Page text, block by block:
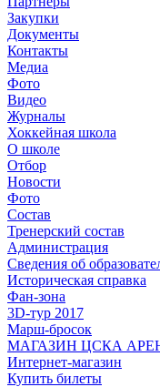
Закупки
Документы
Контакты
Медиа
Фото
Видео
Журналы
Хоккейная школа
О школе
Отбор
Новости
Фото
Состав
Тренерский состав
Администрация
Сведения об
Историческая справка
Фан-зона
3D-тур 2017
Марш-бросок
МАГАЗИН ЦСКА
Интернет-магазин
Купить билеты